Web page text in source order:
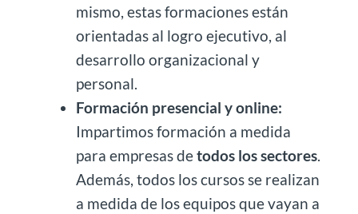
mismo, estas formaciones están
orientadas al logro ejecutivo, al
desarrollo organizacional y
personal.
Formación presencial y online:
Impartimos formación a medida
para empresas detodos los sectores.
Además, todos los cursos se realizan
a medida de los equipos que vayan a